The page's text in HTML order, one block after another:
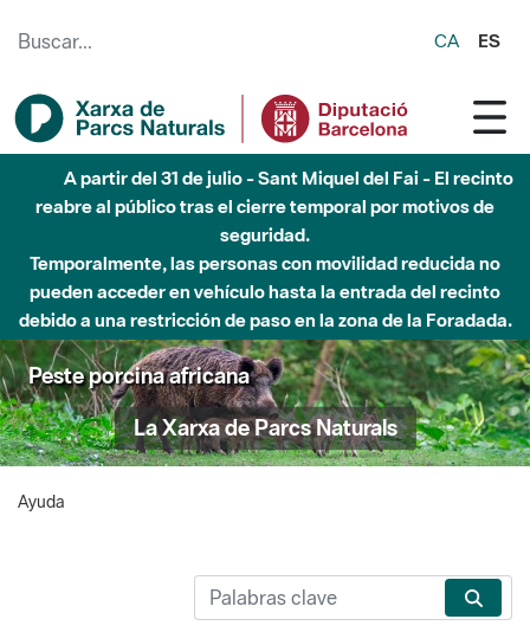
CA ES
A partir del 31 de julio - Sant Miquel del Fai - El recinto
reabre al público tras el cierre temporal por motivos de
seguridad.
Temporalmente, las personas con movilidad reducida no
pueden acceder en vehículo hasta la entrada del recinto
debido a una restricción de paso en la zona de la Foradada.
Peste porcina africana
La Xarxa de Parcs Naturals
Ayuda